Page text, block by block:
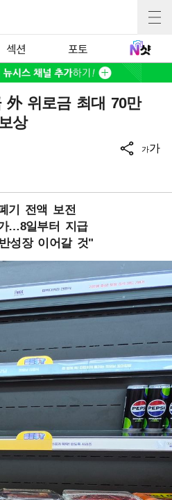
섹션 포토
外 위로금 최대 70만
상
가가
기 전액 보전
…8일부터 지급
성장 이어갈 것"